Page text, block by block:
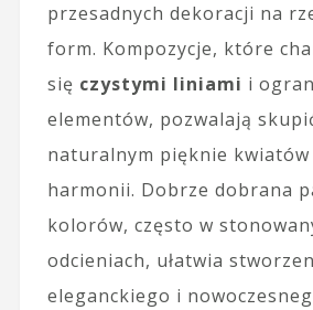
przesadnych dekoracji na
form. Kompozycje, które
się czystymi liniami i
elementów, pozwalają
naturalnym pięknie kwiatów
harmonii. Dobrze dobrana
kolorów, często w
odcieniach, ułatwia
eleganckiego i